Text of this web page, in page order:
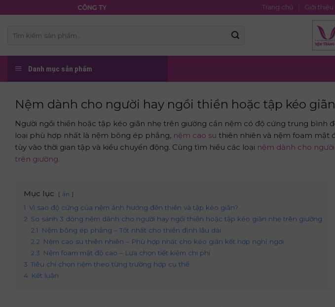
to
CÔNG TY TNHH NỆM THẮNG LỢI Trang chủ Giới thiệu
kiếm:
Danh mục sản phẩm
Nệm dành cho người hay ngồi thiền hoặc tập kéo
Người ngồi thiền hoặc tập kéo giãn nhẹ trên giường cần nệm có độ cứng trung bình
loại phù hợp nhất là nệm bông ép phẳng, nệm cao su thiên nhiên và nệm foam mật
tùy vào thời gian tập và kiểu chuyển động. Cùng tìm hiểu các loại nệm dành cho
trên giường.
Mục lục ẩn
1 Vì sao độ cứng của nệm ảnh hưởng đến thiền và tập kéo giãn?
2 So sánh 3 dòng nệm dành cho người hay ngồi thiền hoặc tập kéo giãn nhẹ trên giường
2.1
Nệm bông ép phẳng – Tốt nhất cho thiền định lâu dài
2.2 Nệm cao su thiên nhiên – Phù hợp nhất cho kéo giãn kết hợp nghỉ ngơi
2.3 Nệm foam mật độ cao – Lựa chọn tiết kiệm chi phí
3 Tiêu chí chọn nệm theo từng trường hợp cụ thể
4 Kết luận